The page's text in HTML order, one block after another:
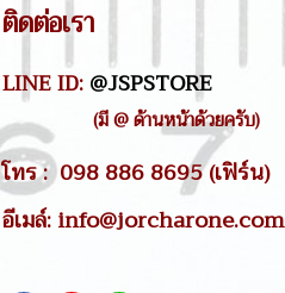
ติดต่อเรา
LINE ID:@JSPSTORE
(มี @ ด้านหน้าด้วยครับ)
โทร : 098 886 8695 (เฟิร์น)
อีเมล์: info@jorcharone.com